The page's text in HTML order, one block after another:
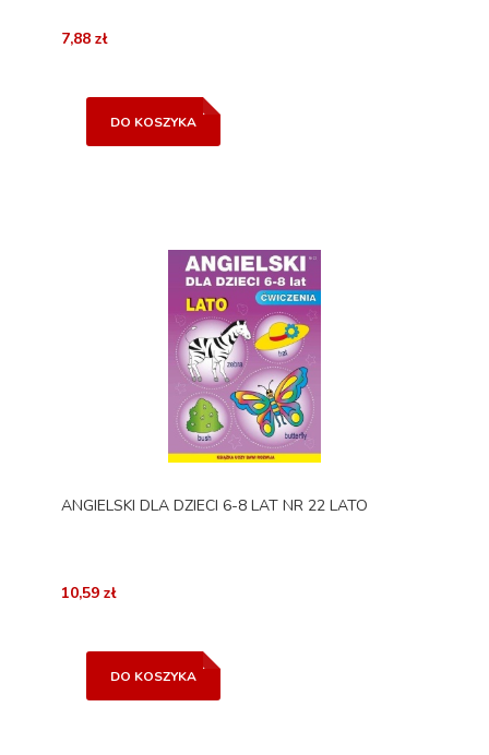
7,88 zł
DO KOSZYKA
ANGIELSKI DLA DZIECI 6-8 LAT NR 22 LATO
10,59 zł
DO KOSZYKA